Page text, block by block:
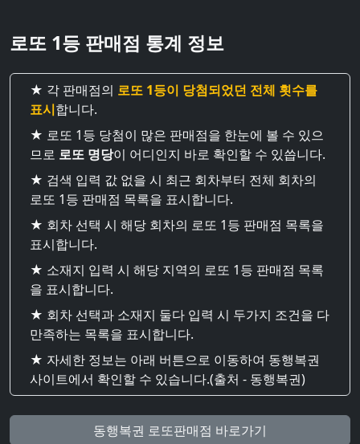
로또 1등 판매점 통계 정보
★ 각 판매점의 로또 1등이 당첨되었던 전체 횟수를
표시합니다.
★ 로또 1등 당첨이 많은 판매점을 한눈에 볼 수 있으
므로 로또 명당이 어디인지 바로 확인할 수 있씁니다.
★ 검색 입력 값 없을 시 최근 회차부터 전체 회차의
로또 1등 판매점 목록을 표시합니다.
★ 회차 선택 시 해당 회차의 로또 1등 판매점 목록을
표시합니다.
★ 소재지 입력 시 해당 지역의 로또 1등 판매점 목록
을 표시합니다.
★ 회차 선택과 소재지 둘다 입력 시 두가지 조건을 다
만족하는 목록을 표시합니다.
★ 자세한 정보는 아래 버튼으로 이동하여 동행복권
사이트에서 확인할 수 있습니다.(출처 - 동행복권)
동행복권 로또판매점 바로가기